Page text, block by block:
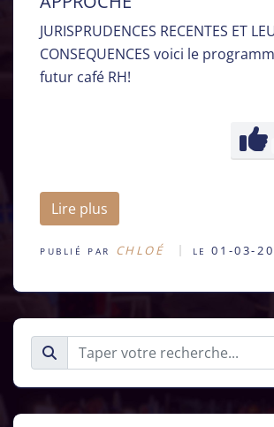
JURISPRUDENCES RECENTES ET
CONSEQUENCES voici le
futur café RH!
Lire plus
PUBLIÉ PAR CHLOÉ LE 01-03-